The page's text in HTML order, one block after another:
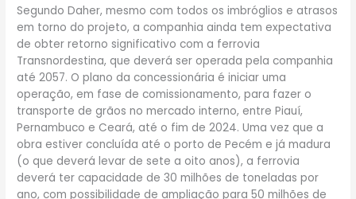
Segundo Daher, mesmo com todos os imbróglios e atrasos
em torno do projeto, a companhia ainda tem expectativa
de obter retorno significativo com a ferrovia
Transnordestina, que deverá ser operada pela companhia
até 2057. O plano da concessionária é iniciar uma
operação, em fase de comissionamento, para fazer o
transporte de grãos no mercado interno, entre Piauí,
Pernambuco e Ceará, até o fim de 2024. Uma vez que a
obra estiver concluída até o porto de Pecém e já madura
(o que deverá levar de sete a oito anos), a ferrovia
deverá ter capacidade de 30 milhões de toneladas por
ano, com possibilidade de ampliação para 50 milhões de